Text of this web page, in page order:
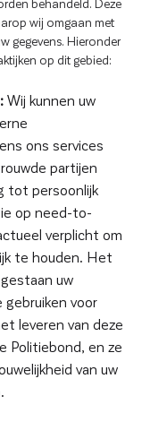
behandeld. Deze
wij omgaan met
gegevens. Hieronder
op dit gebied:
Wij kunnen uw
ons services
partijen
tot persoonlijk
op need-to-
verplicht om
te houden. Het
uw
voor
leveren van deze
Politiebond, en ze
van uw